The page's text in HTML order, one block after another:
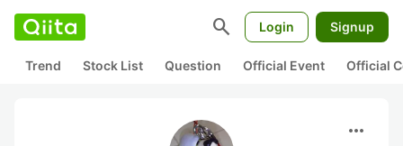
search Login Signup
Trend Stock List Question Official Event Official
more_horiz